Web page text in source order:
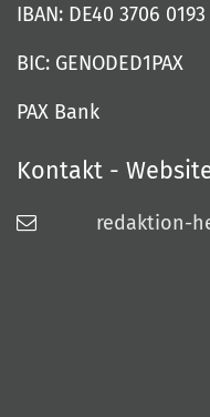
IBAN: DE40 3706
BIC: GENODED1PAX
PAX Bank
Kontakt -
redaktion-